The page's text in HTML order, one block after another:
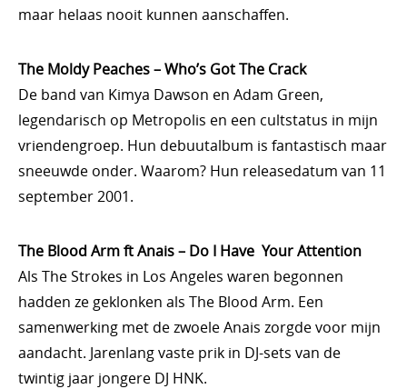
maar helaas nooit kunnen aanschaffen.
The Moldy Peaches – Who’s Got The Crack
De band van Kimya Dawson en Adam Green,
legendarisch op Metropolis en een cultstatus in mijn
vriendengroep. Hun debuutalbum is fantastisch maar
sneeuwde onder. Waarom? Hun releasedatum van 11
september 2001.
The Blood Arm ft Anais – Do I Have Your Attention
Als The Strokes in Los Angeles waren begonnen
hadden ze geklonken als The Blood Arm. Een
samenwerking met de zwoele Anais zorgde voor mijn
aandacht. Jarenlang vaste prik in DJ-sets van de
twintig jaar jongere DJ HNK.